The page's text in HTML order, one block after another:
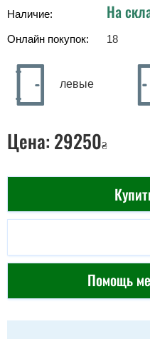
Наличие: На
Онлайн покупок: 18
левые
Цена: 29250₴
Помощь